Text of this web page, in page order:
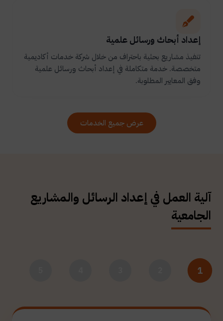
إعداد أبحاث ورسائل علمية
تنفيذ مشاريع بحثية باحتراف من خلال شركة خدمات أكاديمية
متخصصة. خدمة متكاملة في إعداد أبحاث ورسائل علمية
وفق المعايير المطلوبة.
عرض جميع الخدمات
آلية العمل في إعداد الرسائل والمشاريع
الجامعية
1